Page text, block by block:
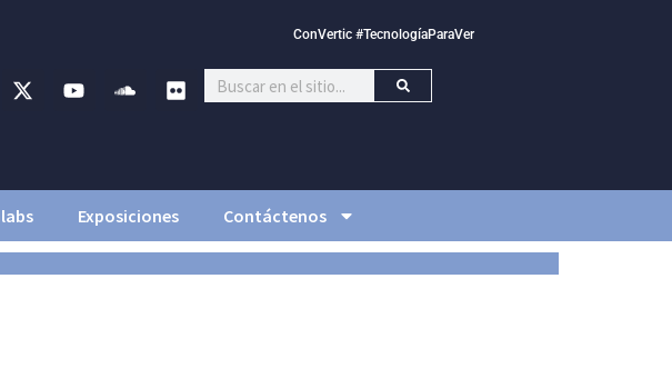
ConVertic #TecnologíaParaVer
Exposiciones Contáctenos